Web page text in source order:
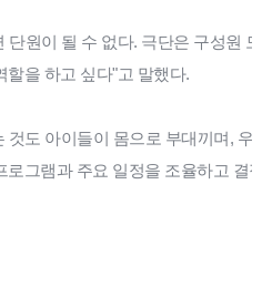
원이 될 수 없다. 극단은 구성원
할을 하고 싶다"고 말했다.
것도 아이들이 몸으로 부대끼며,
로그램과 주요 일정을 조율하고